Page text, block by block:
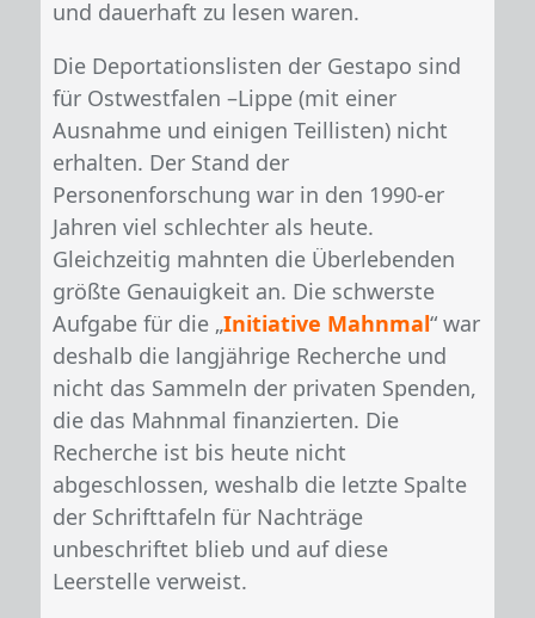
und dauerhaft zu lesen waren.
Die Deportationslisten der Gestapo sind
für Ostwestfalen –Lippe (mit einer
Ausnahme und einigen Teillisten) nicht
erhalten. Der Stand der
Personenforschung war in den 1990-er
Jahren viel schlechter als heute.
Gleichzeitig mahnten die Überlebenden
größte Genauigkeit an. Die schwerste
Aufgabe für die „Initiative Mahnmal“ war
deshalb die langjährige Recherche und
nicht das Sammeln der privaten Spenden,
die das Mahnmal finanzierten. Die
Recherche ist bis heute nicht
abgeschlossen, weshalb die letzte Spalte
der Schrifttafeln für Nachträge
unbeschriftet blieb und auf diese
Leerstelle verweist.